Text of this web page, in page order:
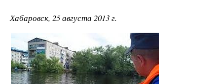
Хабаровск, 25 августа 2013 г.